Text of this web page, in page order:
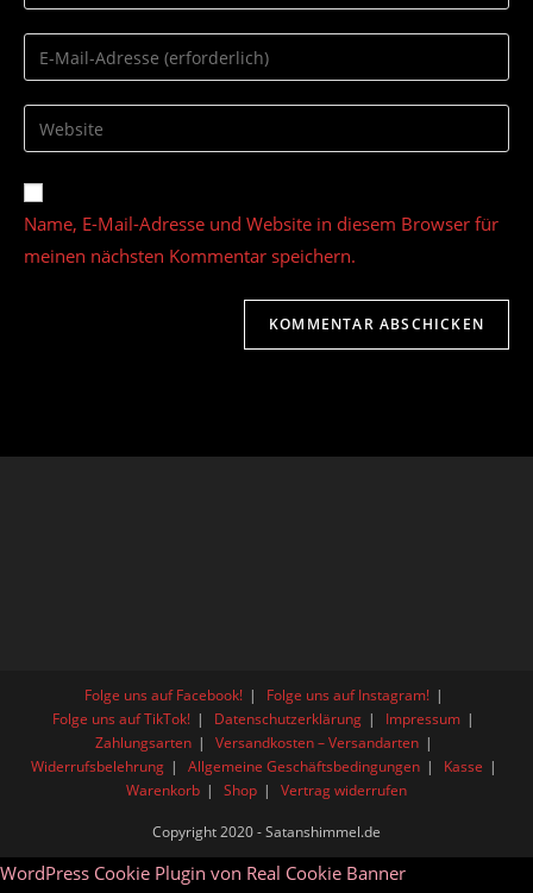
deinen
Namen
oder
zum
Kommentieren
ein
Gib
deine
E-
Mail-
zum
Kommentieren
ein
Gib
deine
Website-
URL
ein
(optional)
Name, E-Mail-Adresse und Website in diesem Browser für
meinen nächsten Kommentar speichern.
Folge uns auf Facebook!
Folge uns auf Instagram!
Folge uns auf TikTok!
Datenschutzerklärung
Impressum
Zahlungsarten
Versandkosten – Versandarten
Widerrufsbelehrung
Allgemeine Geschäftsbedingungen
Kasse
Warenkorb
Shop Vertrag widerrufen
Copyright 2020 - Satanshimmel.de
WordPress Cookie Plugin von Real Cookie Banner